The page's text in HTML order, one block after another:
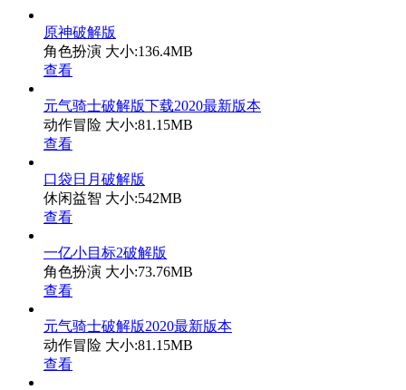
原神破解版
角色扮演 大小:136.4MB
查看
元气骑士破解版下载2020最新版本
动作冒险 大小:81.15MB
查看
口袋日月破解版
休闲益智 大小:542MB
查看
一亿小目标2破解版
角色扮演 大小:73.76MB
查看
元气骑士破解版2020最新版本
动作冒险 大小:81.15MB
查看